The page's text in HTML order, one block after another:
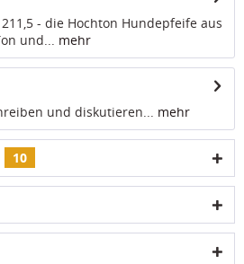
- die Hochton Hundepfeife aus
und... mehr
und diskutieren... mehr
10